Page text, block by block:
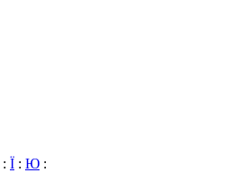
: Ї : Ю :